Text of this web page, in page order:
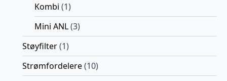
Kombi (1)
Mini ANL(3)
Støyfilter(1)
Strømfordelere(10)